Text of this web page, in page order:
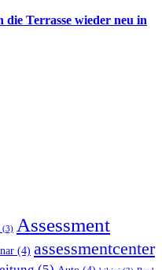
die Terrasse wieder neu in
(3) Assessment
(4) assessmentcenter